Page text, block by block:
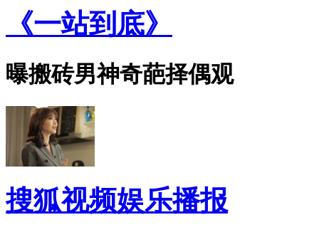
《一站到底》
曝搬砖男神奇葩择偶观
搜狐视频娱乐播报